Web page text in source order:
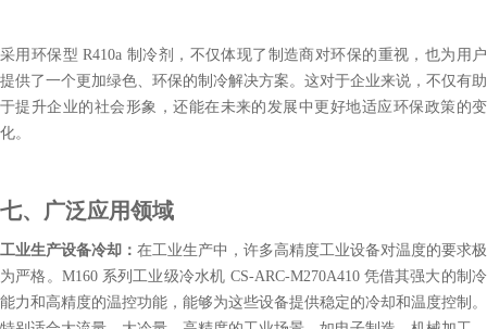
采用环保型 R410a 制冷剂，不仅体现了制造商对环保的重视，也为用户
提供了一个更加绿色、环保的制冷解决方案。这对于企业来说，不仅有助
于提升企业的社会形象，还能在未来的发展中更好地适应环保政策的变
化。
七、广泛应用领域
工业生产设备冷却： 在工业生产中，许多高精度工业设备对温度的要求极
为严格。M160 系列工业级冷水机 CS-ARC-M270A410 凭借其强大的制冷
能力和高精度的温控功能，能够为这些设备提供稳定的冷却和温度控制。